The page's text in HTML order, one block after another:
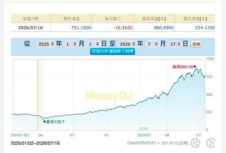
《配
置，
遠
要》